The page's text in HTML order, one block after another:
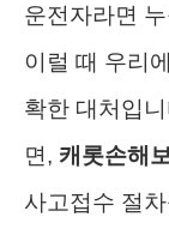
운전자라면
이럴 때 우리
확한 대처입
면, 캐롯손해
사고접수 절